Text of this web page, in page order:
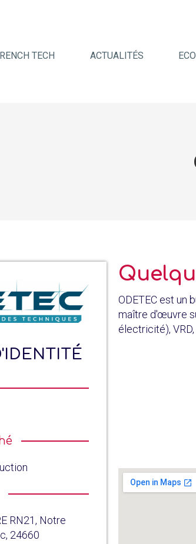
TECH ACTUALITÉS
RN21, Notre
24660
ODETEC est un
maître d'œuvre
électricité),